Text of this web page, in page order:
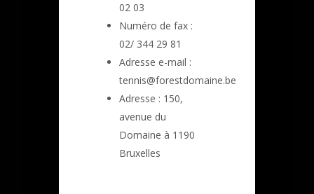
02 03
Numéro de fax :
02/ 344 29 81
Adresse e-mail :
tennis@forestdomaine.be
Adresse : 150,
avenue du
Domaine à 1190
Bruxelles